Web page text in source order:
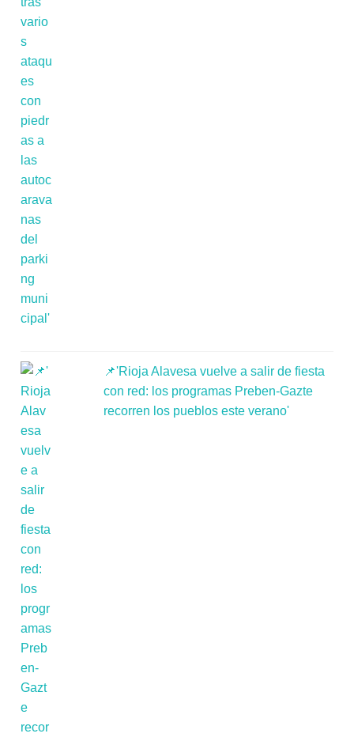
📌'Rioja Alavesa vuelve a salir de fiesta
con red: los programas Preben-Gazte
recorren los pueblos este verano'